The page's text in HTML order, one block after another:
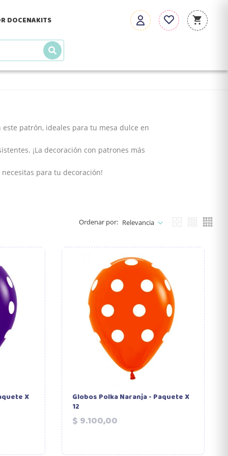
DOCENAKITS
patrón, ideales para tu mesa dulce en
¡La decoración con patrones más
necesitas para tu decoración!
Ordenar por: Relevancia
X Globos Polka Naranja - Paquete X
12
$ 9.100,00Precio